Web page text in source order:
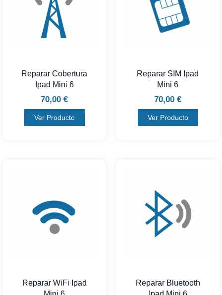
Reparar Cobertura
Ipad Mini 6
70,00 €
Ver Producto
Reparar SIM Ipad
Mini 6
70,00 €
Ver Producto
Reparar WiFi Ipad
Reparar Bluetooth